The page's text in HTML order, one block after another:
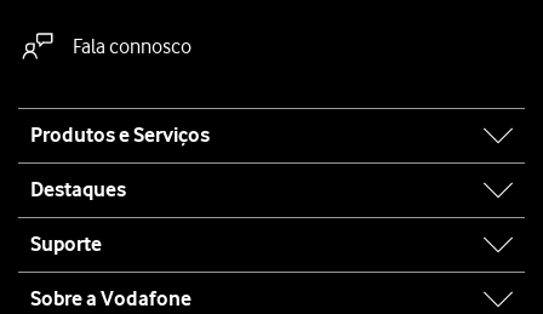
Fala connosco
map
Produtos e Serviços
Destaques
Suporte
Sobre a Vodafone